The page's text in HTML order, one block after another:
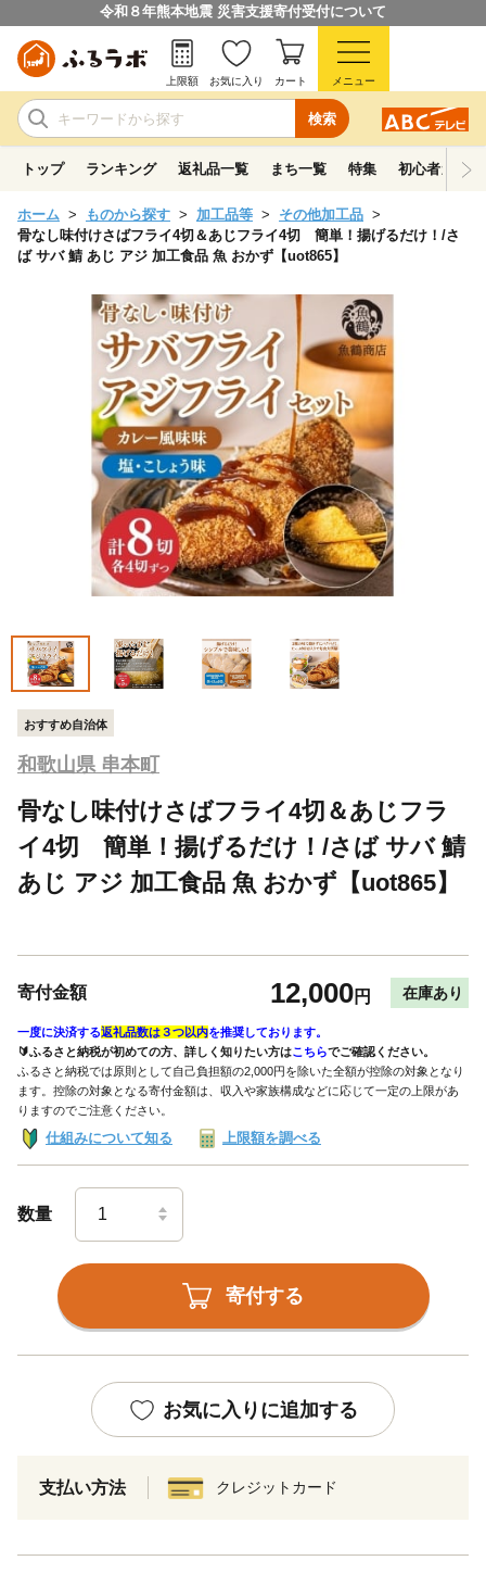
令和８年熊本地震 災害支援寄付受付について
検索
上限額 お気に入り カート メニュー
トップ ランキング 返礼品一覧 まち一覧 特集 初心者ガイド
ホーム ものから探す 加工品等
その他加工品
骨なし味付けさばフライ4切＆あじフライ4切 簡単！揚げるだけ！/さ
ば サバ 鯖 あじ アジ 加工食品 魚 おかず【uot865】
おすすめ自治体
和歌山県 串本町
骨なし味付けさばフライ4切＆あじフラ
イ4切 簡単！揚げるだけ！/さば サバ 鯖
あじ アジ 加工食品 魚 おかず【uot865】
寄付金額 12,000円 在庫あり
一度に決済する返礼品数は３つ以内を推奨しております。
🔰ふるさと納税が初めての方、詳しく知りたい方はこちらでご確認ください。
ふるさと納税では原則として自己負担額の2,000円を除いた全額が控除の対象となり
ます。控除の対象となる寄付金額は、収入や家族構成などに応じて一定の上限があ
りますのでご注意ください。
仕組みについて知る 上限額を調べる
数量
寄付する
お気に入りに追加する
支払い方法 クレジットカード